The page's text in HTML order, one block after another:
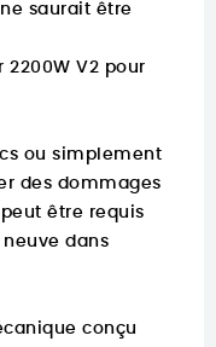
saurait être
2200W V2 pour
ou simplement
des dommages
être requis
dans
conçu